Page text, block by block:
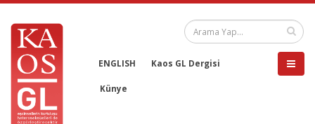
ENGLISH Kaos GL Dergisi
Künye